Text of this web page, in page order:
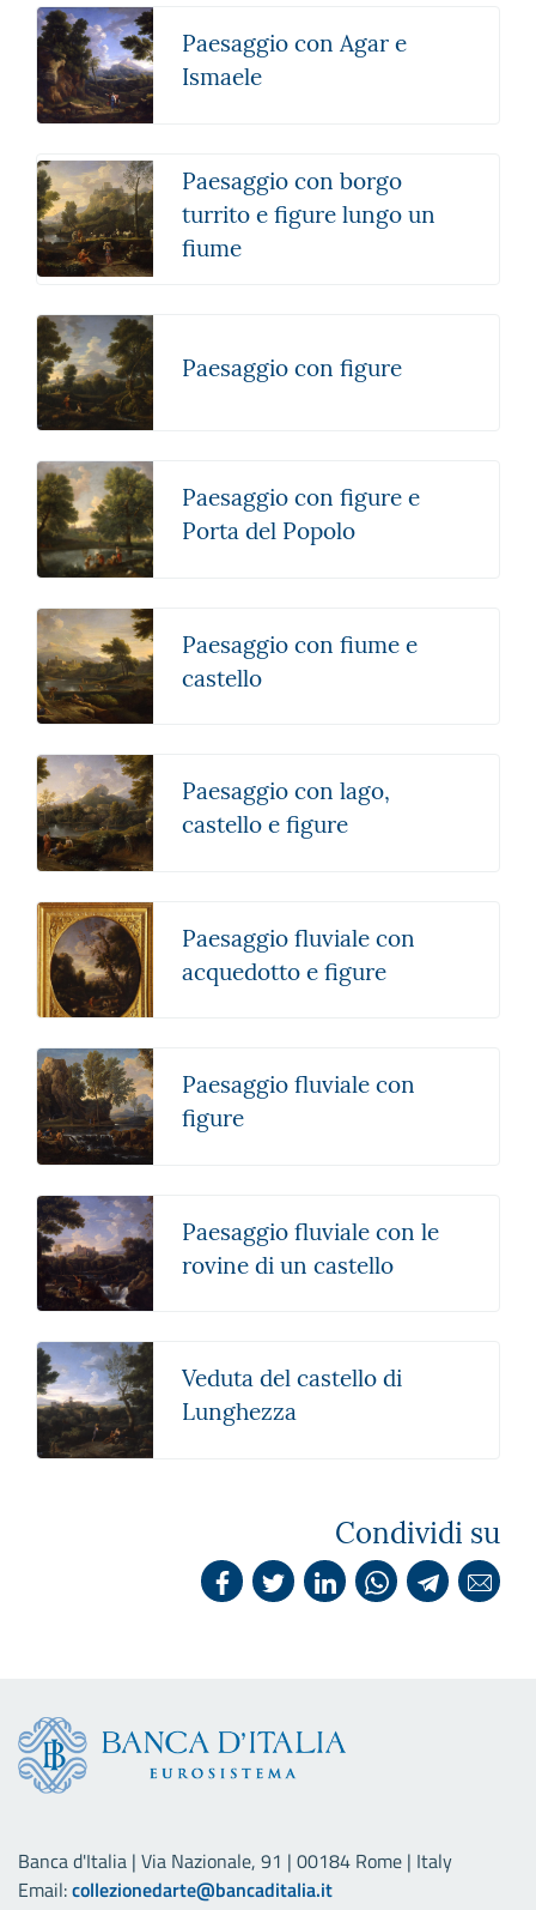
Paesaggio con Agar e
Ismaele
Paesaggio con borgo
turrito e figure lungo un
fiume
Paesaggio con figure
Paesaggio con figure e
Porta del Popolo
Paesaggio con fiume e
castello
Paesaggio con lago,
castello e figure
Paesaggio fluviale con
acquedotto e figure
Paesaggio fluviale con
figure
Paesaggio fluviale con le
rovine di un castello
Veduta del castello di
Lunghezza
Condividi su
Banca d'Italia | Via Nazionale, 91 | 00184 Rome | Italy
Email:collezionedarte@bancaditalia.it